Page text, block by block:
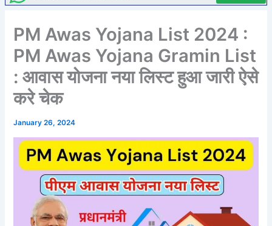
PM Awas Yojana List 2024 :
PM Awas Yojana Gramin List
: आवास योजना नया लिस्ट हुआ जारी ऐसे
करे चेक
January 26, 2024